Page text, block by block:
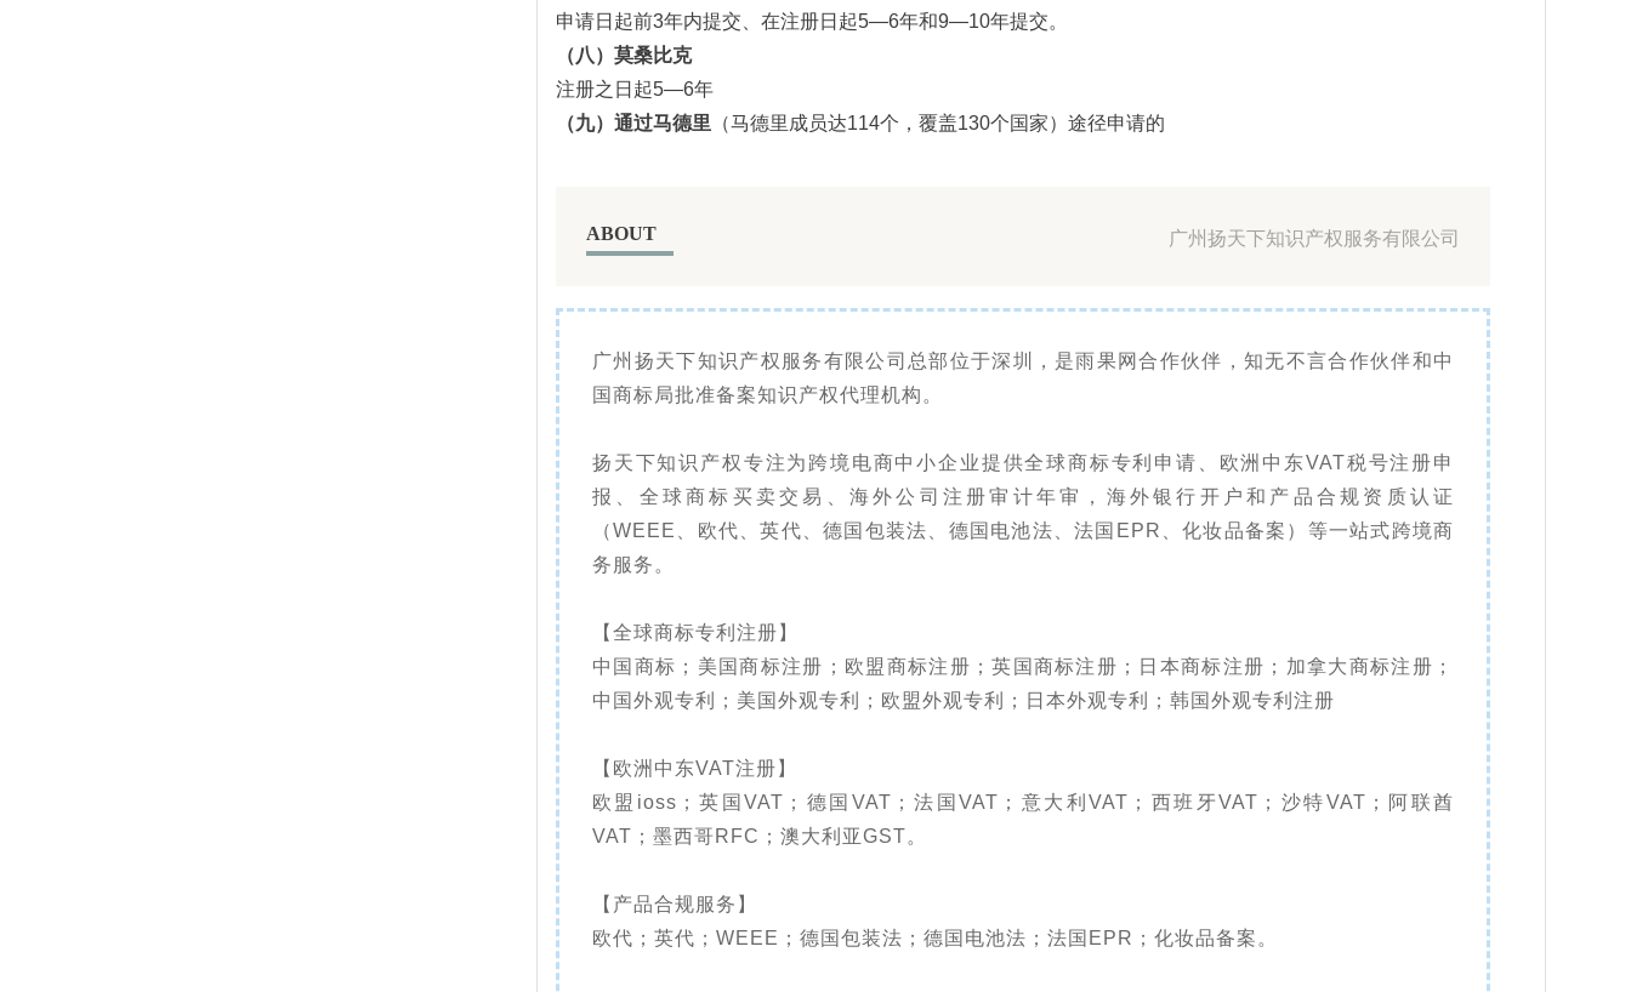
申请日起前3年内提交、在注册日起5—6年和9—10年提交。
（八）莫桑比克
注册之日起5—6年
（九）通过马德里 （马德里成员达114个，覆盖130个国家）途径申请的
ABOUT 广州扬天下知识产权服务有限公司
广州扬天下知识产权服务有限公司总部位于深圳，是雨果网合作伙伴，知无不言合作伙伴和中
国商标局批准备案知识产权代理机构。
扬天下知识产权专注为跨境电商中小企业提供全球商标专利申请、欧洲中东VAT税号注册申
报、全球商标买卖交易、海外公司注册审计年审，海外银行开户和产品合规资质认证
（WEEE、欧代、英代、德国包装法、德国电池法、法国EPR、化妆品备案）等一站式跨境商
务服务。
【全球商标专利注册】
中国商标；美国商标注册；欧盟商标注册；英国商标注册；日本商标注册；加拿大商标注册；
中国外观专利；美国外观专利；欧盟外观专利；日本外观专利；韩国外观专利注册
【欧洲中东VAT注册】
欧盟ioss；英国VAT；德国VAT；法国VAT；意大利VAT；西班牙VAT；沙特VAT；阿联酋
VAT；墨西哥RFC；澳大利亚GST。
【产品合规服务】
欧代；英代；WEEE；德国包装法；德国电池法；法国EPR；化妆品备案。